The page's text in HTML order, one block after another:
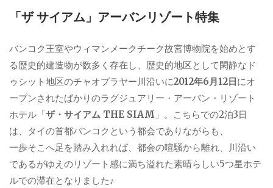
「ザ サイアム」アーバンリゾート特集
バンコク王室やウィマンメークチーク故宮博物院を始めとす
る歴史的建造物が数多く存在し、歴史的地区として閑静なド
ゥシット地区のチャオプラヤー川沿いに2012年6月12日にオ
ープンされたばかりのラグジュアリー・アーバン・リゾート
ホテル「ザ・サイアム THE SIAM 」。こちらでの2泊3日
は、タイの首都バンコクという都会でありながらも、
一歩そこへ足を踏み入れれば、都会の喧騒から離れ、川沿い
であるがゆえのリゾート感に満ち溢れた素晴らしい5つ星ホテ
ルでの滞在となりました♪